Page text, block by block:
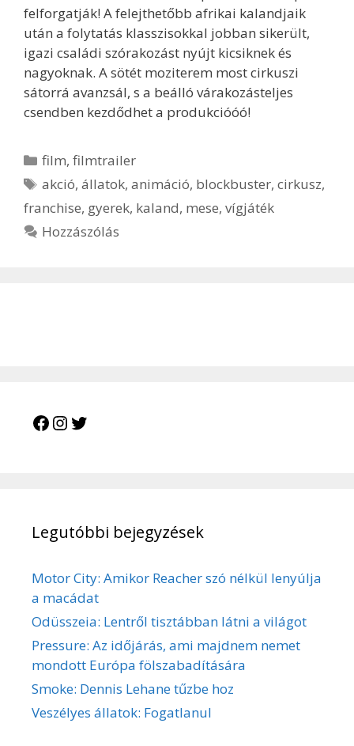
felforgatják! A felejthetőbb afrikai kalandjaik
után a folytatás klasszisokkal jobban sikerült,
igazi családi szórakozást nyújt kicsiknek és
nagyoknak. A sötét moziterem most cirkuszi
sátorrá avanzsál, s a beálló várakozásteljes
csendben kezdődhet a produkcióóó!
Kategória
film,filmtrailer
Címkék
akció,állatok,animáció, blockbuster,cirkusz,
franchise, gyerek, kaland, mese, vígjáték
Hozzászólás
Facebook
Instagram
Legutóbbi bejegyzések
Motor City: Amikor Reacher szó nélkül lenyúlja
a macádat
Odüsszeia: Lentről tisztábban látni a világot
Pressure: Az időjárás, ami majdnem nemet
mondott Európa fölszabadítására
Smoke: Dennis Lehane tűzbe hoz
Veszélyes állatok: Fogatlanul